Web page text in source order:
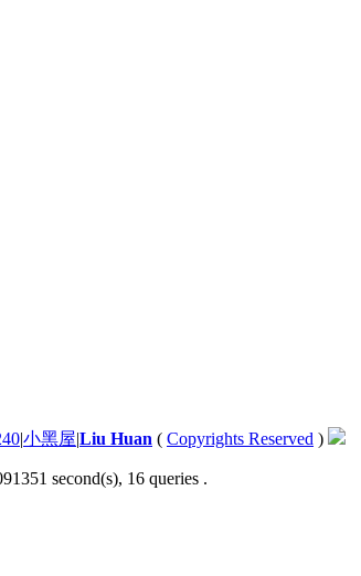
|小黑屋|Liu Huan ( Copyrights Reserved )
second(s), 16 queries .